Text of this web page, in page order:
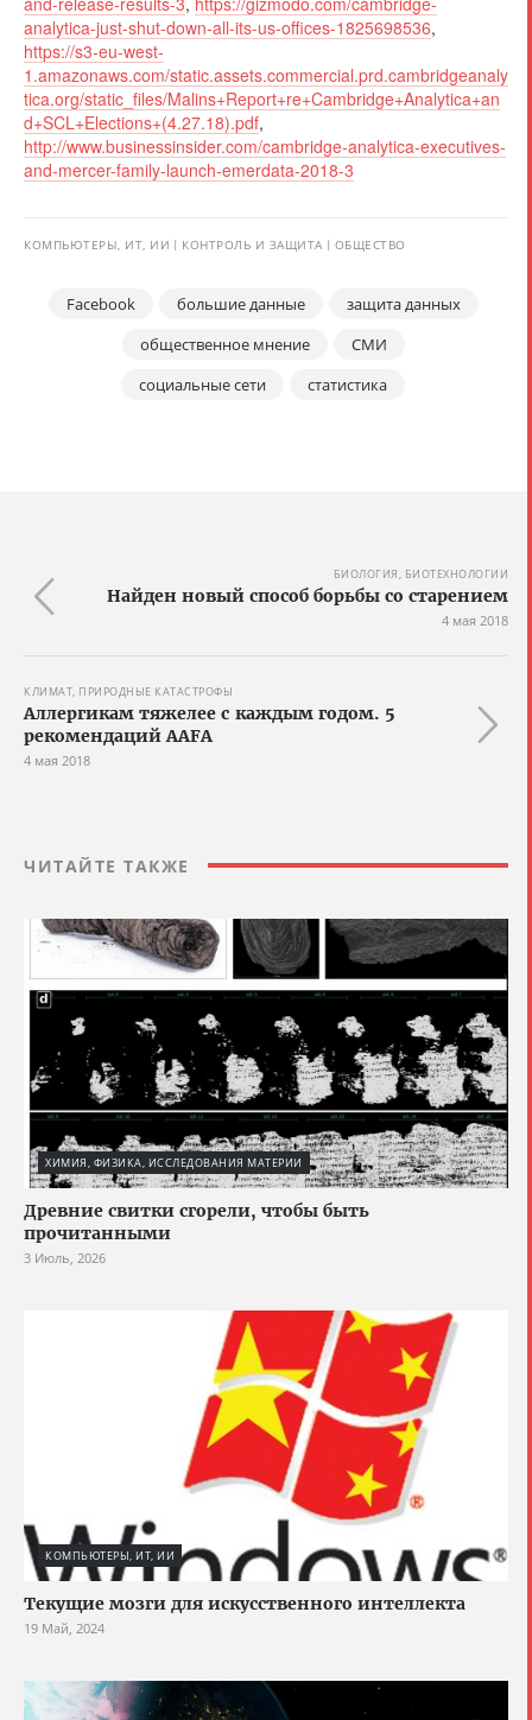
analytica-just-shut-down-all-its-us-offices-1825698536,
https://s3-eu-west-
1.amazonaws.com/static.assets.commercial.prd.cambridgeanaly
tica.org/static_files/Malins+Report+re+Cambridge+Analytica+an
d+SCL+Elections+(4.27.18).pdf,
http://www.businessinsider.com/cambridge-analytica-executives-
and-mercer-family-launch-emerdata-2018-3
КОМПЬЮТЕРЫ, ИТ, ИИ КОНТРОЛЬ И ЗАЩИТА ОБЩЕСТВО
Facebook большие данные
защита данных
общественное мнение
СМИ
социальные сети
статистика
БИОЛОГИЯ, БИОТЕХНОЛОГИИ
Найден новый способ борьбы со старением
4 мая 2018
КЛИМАТ, ПРИРОДНЫЕ КАТАСТРОФЫ
Аллергикам тяжелее с каждым годом. 5
рекомендаций AAFA
4 мая 2018
ЧИТАЙТЕ ТАКЖЕ
ХИМИЯ, ФИЗИКА, ИССЛЕДОВАНИЯ МАТЕРИИ
Древние свитки сгорели, чтобы быть
прочитанными
3 Июль, 2026
КОМПЬЮТЕРЫ, ИТ, ИИ
Текущие мозги для искусственного интеллекта
19 Май, 2024